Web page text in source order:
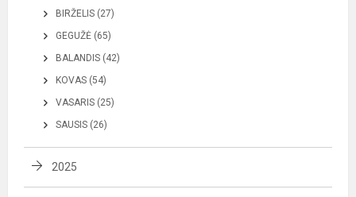
BIRŽELIS (27)
GEGUŽĖ (65)
BALANDIS (42)
KOVAS (54)
VASARIS (25)
SAUSIS (26)
2025